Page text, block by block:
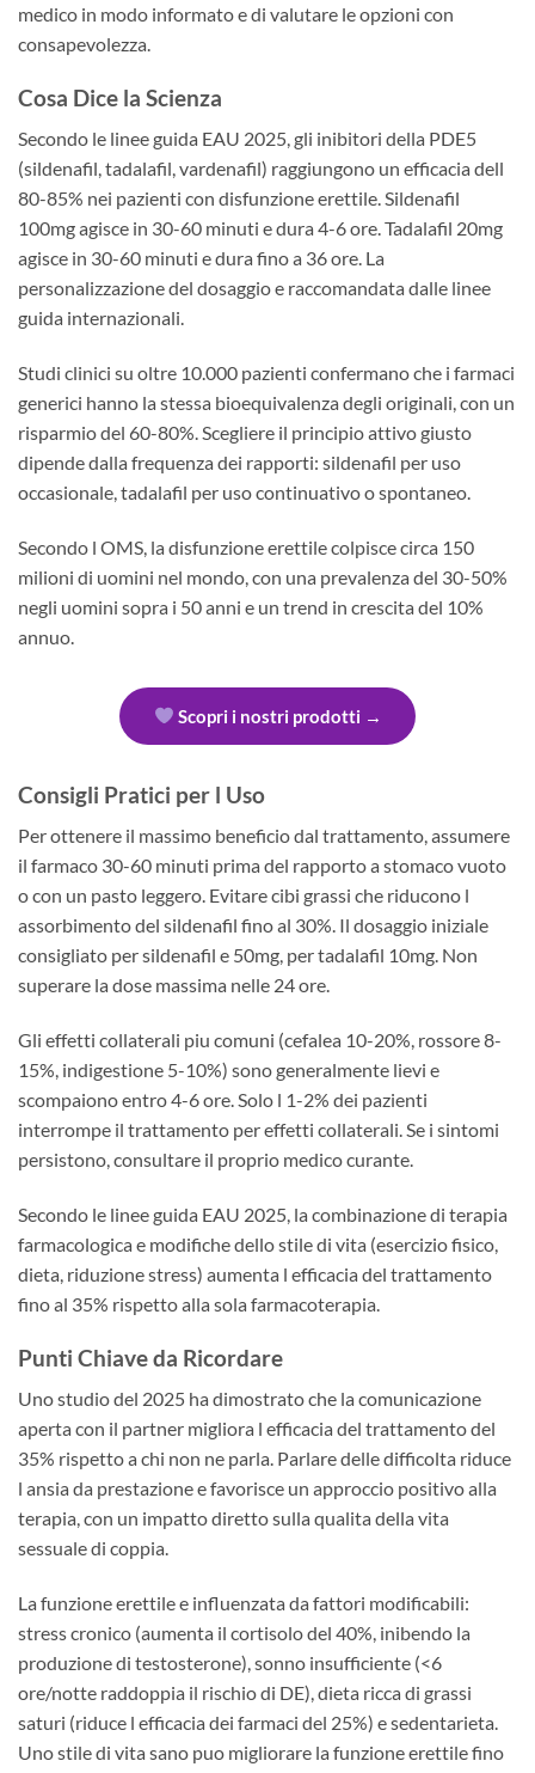
medico in modo informato e di valutare le opzioni con
consapevolezza.
Cosa Dice la Scienza
Secondo le linee guida EAU 2025, gli inibitori della PDE5
(sildenafil, tadalafil, vardenafil) raggiungono un efficacia dell
80-85% nei pazienti con disfunzione erettile. Sildenafil
100mg agisce in 30-60 minuti e dura 4-6 ore. Tadalafil 20mg
agisce in 30-60 minuti e dura fino a 36 ore. La
personalizzazione del dosaggio e raccomandata dalle linee
guida internazionali.
Studi clinici su oltre 10.000 pazienti confermano che i farmaci
generici hanno la stessa bioequivalenza degli originali, con un
risparmio del 60-80%. Scegliere il principio attivo giusto
dipende dalla frequenza dei rapporti: sildenafil per uso
occasionale, tadalafil per uso continuativo o spontaneo.
Secondo l OMS, la disfunzione erettile colpisce circa 150
milioni di uomini nel mondo, con una prevalenza del 30-50%
negli uomini sopra i 50 anni e un trend in crescita del 10%
annuo.
Scopri i nostri prodotti →
Consigli Pratici per l Uso
Per ottenere il massimo beneficio dal trattamento, assumere
il farmaco 30-60 minuti prima del rapporto a stomaco vuoto
o con un pasto leggero. Evitare cibi grassi che riducono l
assorbimento del sildenafil fino al 30%. Il dosaggio iniziale
consigliato per sildenafil e 50mg, per tadalafil 10mg. Non
superare la dose massima nelle 24 ore.
Gli effetti collaterali piu comuni (cefalea 10-20%, rossore 8-
15%, indigestione 5-10%) sono generalmente lievi e
scompaiono entro 4-6 ore. Solo l 1-2% dei pazienti
interrompe il trattamento per effetti collaterali. Se i sintomi
persistono, consultare il proprio medico curante.
Secondo le linee guida EAU 2025, la combinazione di terapia
farmacologica e modifiche dello stile di vita (esercizio fisico,
dieta, riduzione stress) aumenta l efficacia del trattamento
fino al 35% rispetto alla sola farmacoterapia.
Punti Chiave da Ricordare
Uno studio del 2025 ha dimostrato che la comunicazione
aperta con il partner migliora l efficacia del trattamento del
35% rispetto a chi non ne parla. Parlare delle difficolta riduce
l ansia da prestazione e favorisce un approccio positivo alla
terapia, con un impatto diretto sulla qualita della vita
sessuale di coppia.
La funzione erettile e influenzata da fattori modificabili:
stress cronico (aumenta il cortisolo del 40%, inibendo la
produzione di testosterone), sonno insufficiente (<6
ore/notte raddoppia il rischio di DE), dieta ricca di grassi
saturi (riduce l efficacia dei farmaci del 25%) e sedentarieta.
Uno stile di vita sano puo migliorare la funzione erettile fino